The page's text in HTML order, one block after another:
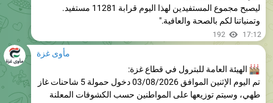
192 17:12
الهيئة العامة للبترول في قطاع غزة:
تم اليوم الإثنين الموافق 03/08/2026 دخول حمولة 5 شاحنات غاز
طهي، وسيتم توزيعها على المواطنين حسب الكشوفات المعلنة
التالية:
* المتبقي من كشف 27/07 الموحد لجميع محافظات القطاع وذلك